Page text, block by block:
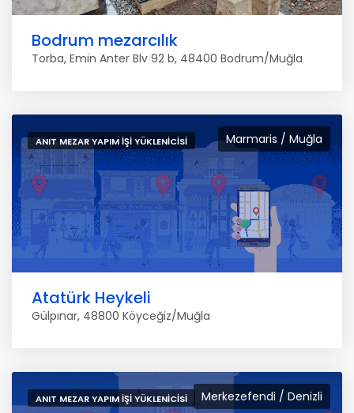
Bodrum mezarcılık
Torba, Emin Anter Blv 92 b, 48400 Bodrum/Muğla
Marmaris / Muğla
ANIT MEZAR YAPIM İŞI YÜKLENICISI
Atatürk Heykeli
Gülpınar, 48800 Köyceğiz/Muğla
Merkezefendi / Denizli
ANIT MEZAR YAPIM İŞI YÜKLENICISI